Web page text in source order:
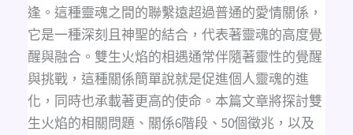
逢。這種靈魂之間的聯繫遠超過普通的愛情關係，
它是一種深刻且神聖的結合，代表著靈魂的高度覺
醒與融合。雙生火焰的相遇通常伴隨著靈性的覺醒
與挑戰，這種關係簡單說就是促進個人靈魂的進
化，同時也承載著更高的使命。本篇文章將探討雙
生火焰的相關問題、關係6階段、50個徵兆，以及